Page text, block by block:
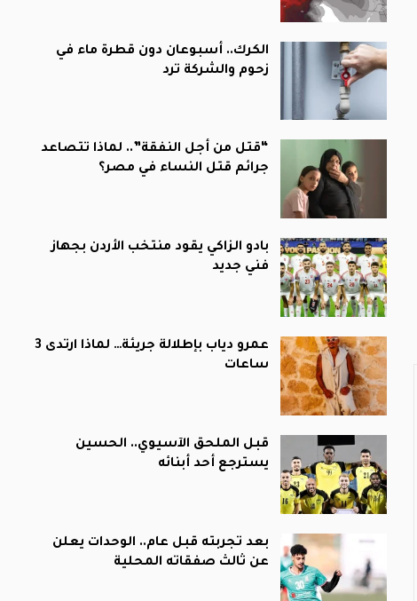
الكرك.. أسبوعان دون قطرة ماء في
زحوم والشركة ترد
“قتل من أجل النفقة”.. لماذا تتصاعد
جرائم قتل النساء في مصر؟
بادو الزاكي يقود منتخب الأردن بجهاز
فني جديد
عمرو دياب بإطلالة جريئة… لماذا ارتدى 3
ساعات
قبل الملحق الآسيوي.. الحسين
يسترجع أحد أبنائه
بعد تجربته قبل عام.. الوحدات يعلن
عن ثالث صفقاته المحلية